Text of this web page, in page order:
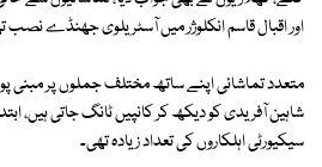
اور اقبال قاسم انکلوژر میں آسٹریلوی جھنڈے نصب
متعدد تماشائی اپنے ساتھ مختلف جملوں پر مبنی
شاہین آفریدی کو دیکھ کر کانپیں ٹانگ جاتی ہیں،
سیکیورٹی اہلکاروں کی تعداد زیادہ تھی۔